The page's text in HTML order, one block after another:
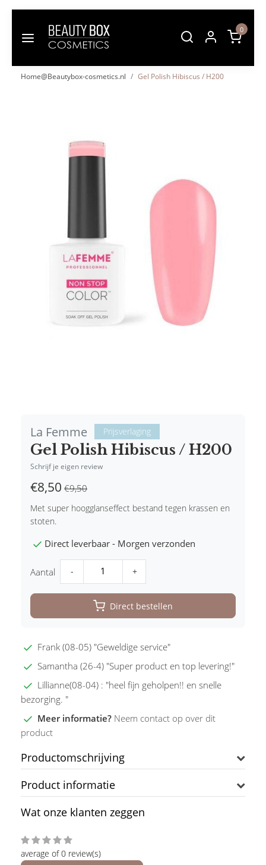
0
Home@Beautybox-cosmetics.nl Gel Polish Hibiscus / H200
La Femme Prijsverlaging
Gel Polish Hibiscus / H200
Schrijf je eigen review
€8,50 €9,50
Met super hoogglanseffect bestand tegen krassen en
stoten.
Direct leverbaar - Morgen verzonden
Aantal - +
Direct bestellen
Frank (08-05) "Geweldige service"
Samantha (26-4) "Super product en top levering!"
Lillianne(08-04) : "heel fijn geholpen!! en snelle
bezorging. "
Meer informatie? Neem contact op over dit
product
Productomschrijving
Product informatie
Wat onze klanten zeggen
average of 0 review(s)